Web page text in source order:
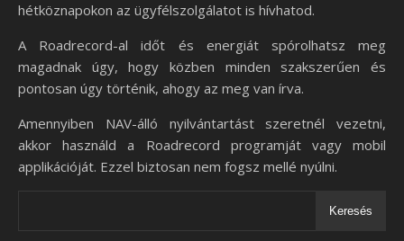
hétköznapokon az ügyfélszolgálatot is hívhatod.
A Roadrecord-al időt és energiát spórolhatsz meg
magadnak úgy, hogy közben minden szakszerűen és
pontosan úgy történik, ahogy az meg van írva.
Amennyiben NAV-álló nyilvántartást szeretnél vezetni,
akkor használd a Roadrecord programját vagy mobil
applikációját. Ezzel biztosan nem fogsz mellé nyúlni.
Keresés